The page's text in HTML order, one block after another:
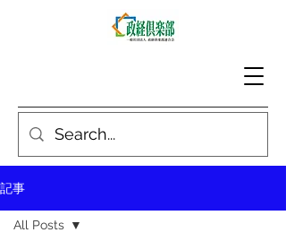
記事
All Posts